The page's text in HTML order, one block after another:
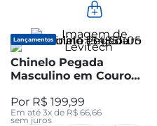
Lançamentos
Chinelo Pegada
Masculino em Couro
R$ 199,99
Em até 3x de R$ 66 66
sem juros